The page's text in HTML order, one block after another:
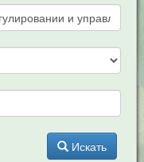
Искать